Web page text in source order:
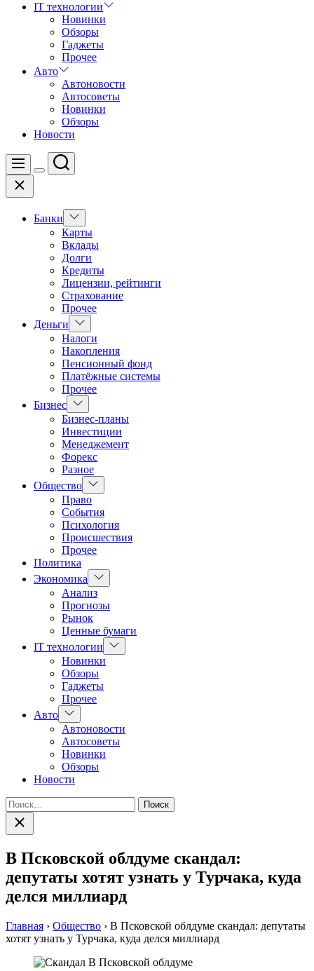
IT технологии
Новинки
Обзоры
Гаджеты
Прочее
Авто
Автоновости
Автосоветы
Новинки
Обзоры
Новости
Меню
Цвет
Поиск
Закрыть
Банки
Показать
подменю
Карты
Вклады
Долги
Кредиты
Лицензии, рейтинги
Страхование
Прочее
Деньги
Показать
подменю
Налоги
Накопления
Пенсионный фонд
Платёжные системы
Прочее
Бизнес Показать
подменю
Бизнес-планы
Инвестиции
Менеджемент
Форекс
Разное
Общество Показать
подменю
Право
События
Психология
Происшествия
Прочее
Политика
Экономика
Показать
подменю
Анализ
Прогнозы
Рынок
Ценные бумаги
IT технологии
Показать
подменю
Новинки
Обзоры
Гаджеты
Прочее
Авто Показать
подменю
Автоновости
Автосоветы
Новинки
Обзоры
Новости
Найти:
Закрыть
поиск
В Псковской облдуме скандал:
депутаты хотят узнать у Турчака, куда
делся миллиард
Главная › Общество › В Псковской облдуме скандал: депутаты
хотят узнать у Турчака, куда делся миллиард